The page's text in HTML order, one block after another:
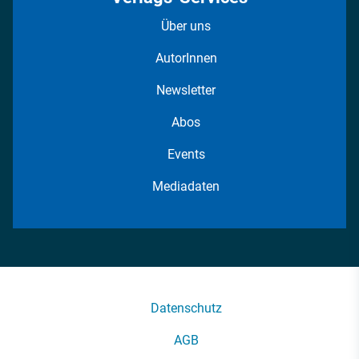
Über uns
AutorInnen
Newsletter
Abos
Events
Mediadaten
Datenschutz
AGB